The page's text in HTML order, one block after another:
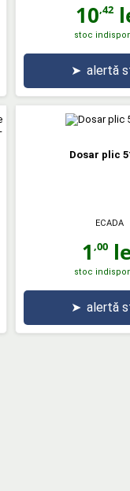
10,42
stoc
➤ alertă
Dosar plic
ECADA
1 ,00
stoc
➤ alertă